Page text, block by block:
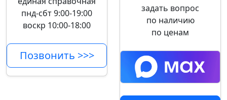
пнд-сбт 9:00-19:00
воскр 10:00-18:00
Позвонить >>>
задать вопрос
по наличию
по ценам